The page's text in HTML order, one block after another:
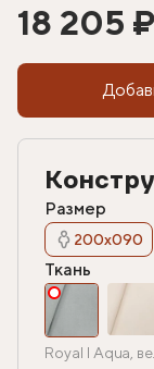
18 205 ₽
Размер
200х090
Ткань
Royal I Aqua,